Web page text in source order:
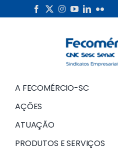
to
A FECOMÉRCIO-SC
AÇÕES
ATUAÇÃO
PRODUTOS E SERVIÇOS